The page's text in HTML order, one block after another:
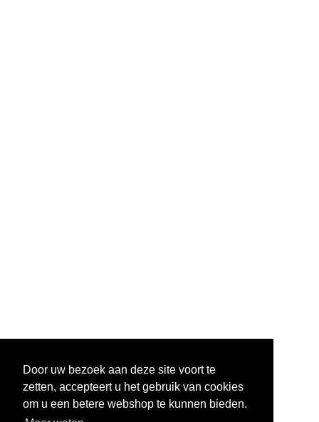
Door uw bezoek aan deze site voort te
zetten, accepteert u het gebruik van cookies
om u een betere webshop te kunnen bieden.